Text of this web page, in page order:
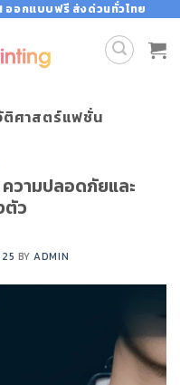
อกแบบฟรี ส่งด่วนทั่วไทย
ติศาสตร์แฟชั่น
วามปลอดภัยและ
ว
BYADMIN